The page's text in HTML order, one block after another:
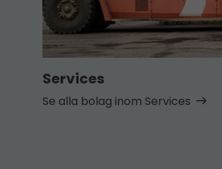
Services
Se alla bolag inom Services